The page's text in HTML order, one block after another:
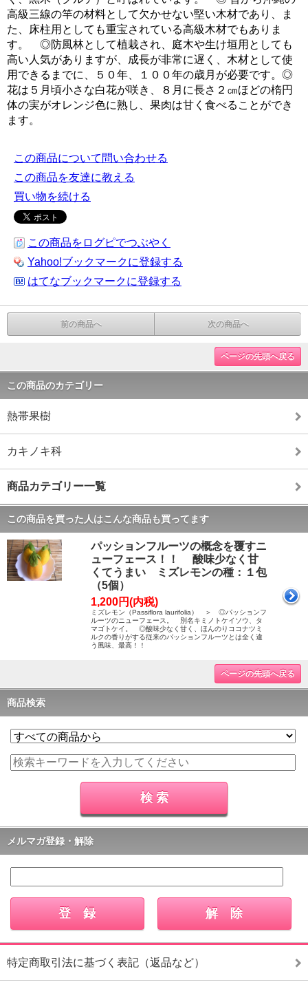
高級三線の竿の材料として欠かせない堅い木材であり、ま
た、床柱用としても重宝されている高級木材でもありま
す。 ◎防風林として植栽され、庭木や生け垣用としても
高い人気がありますが、成長が非常に遅く、木材として使
用できるまでに、５０年、１００年の歳月が必要です。◎
花は５月頃小さな白花が咲き、８月に長さ２㎝ほどの楕円
体の実がオレンジ色に熟し、果肉は甘く食べることができ
ます。
この商品について問い合わせる
この商品を友達に教える
買い物を続ける
この商品をログピでつぶやく
Yahoo!ブックマークに登録する
はてなブックマークに登録する
前の商品へ 次の商品へ
ページの先頭へ戻る
この商品のカテゴリー
熱帯果樹
カキノキ科
商品カテゴリー一覧
この商品を買った人はこんな商品も買ってます
パッションフルーツの概念を覆すニ
ューフェース！！ 酸味少なく甘
くてうまい ミズレモンの種：１包
（5個）
1,200円(内税)
ミズレモン（Passiflora laurifolia） ＞ ◎パッションフ
ルーツのニューフェース。 別名キミノトケイソウ、タ
マゴトケイ。 ◎酸味少なく甘く、ほんのりココナツミ
ルクの香りがする従来のパッションフルーツとは全く違
う風味、最高！！
ページの先頭へ戻る
商品検索
メルマガ登録・解除
特定商取引法に基づく表記（返品など）